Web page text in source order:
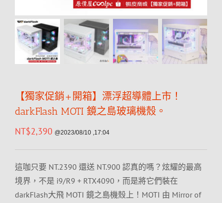
【獨家促銷+開箱】漂浮超導體上市！
darkFlash MOTI 鏡之島玻璃機殼。
NT$2,390 @2023/08/10 ,17:04
這咖只要 NT.2390 還送 NT.900 認真的嗎？炫耀的最高
境界，不是 i9/R9 + RTX4090，而是將它們裝在
darkFlash大飛 MOTI 鏡之島機殼上！MOTI 由 Mirror of